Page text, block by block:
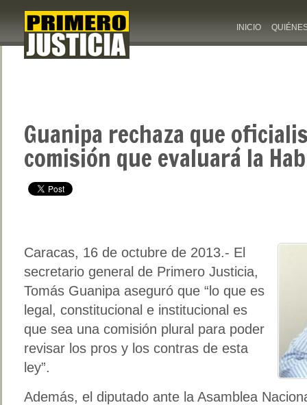
INICIO
Guanipa rechaza que
comisión que evaluará la
Caracas, 16 de octubre de 2013.- El
secretario general de Primero Justicia,
Tomás Guanipa aseguró que “lo que es
legal, constitucional e institucional es
que sea una comisión plural para poder
revisar los pros y los contras de esta
ley”.
Además, el diputado ante la Asamblea